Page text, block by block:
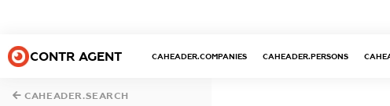
CONTR AGENT CAHEADER.COMPANIES CAHEADER.PERSONS
CAHEADER.SEARCH